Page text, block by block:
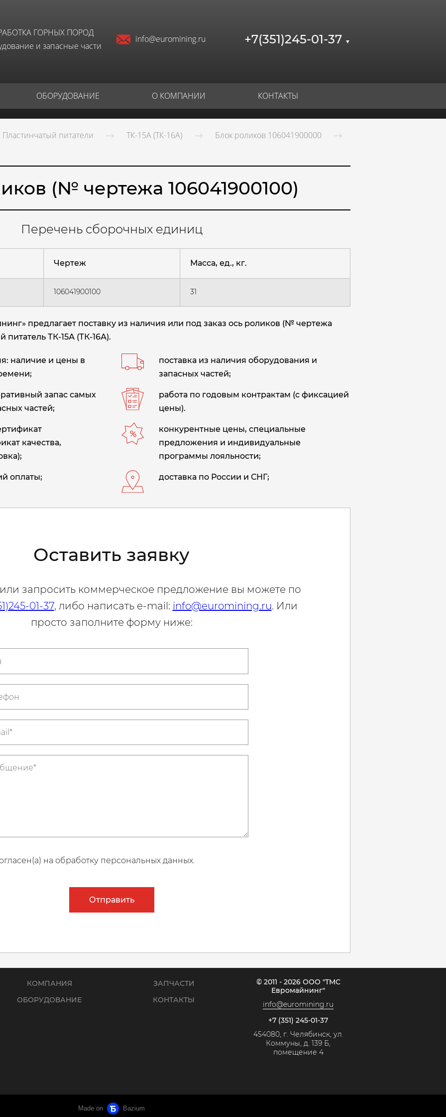
ГОРНЫХ ПОРОД
и запасные части
info@euromining.ru +7(351)245-01-37 ▼
ОБОРУДОВАНИЕ О КОМПАНИИ КОНТАКТЫ
Пластинчатый питатели ТК-15А (ТК-16А) Блок роликов 106041900000
(№ чертежа 106041900100)
Перечень сборочных единиц
Чертеж Масса, ед., кг.
106041900100 31
предлагает поставку из наличия или под заказ ось роликов (№ чертежа
питатель ТК-15А (ТК-16А).
наличие и цены в
поставка из наличия оборудования и
запасных частей;
запас самых
частей;
работа по годовым контрактам (с фиксацией
цены).
качества,
конкурентные цены, специальные
предложения и индивидуальные
программы лояльности;
оплаты; доставка по России и СНГ;
Оставить заявку
запросить коммерческое предложение вы можете по
01-37, либо написать e-mail: info@euromining.ru. Или
просто заполните форму ниже:
на обработку персональных данных.
Отправить
КОМПАНИЯ
ОБОРУДОВАНИЕ
ЗАПЧАСТИ
КОНТАКТЫ
© 2011 - 2026 ООО "ТМС
Евромайнинг"
info@euromining.ru
+7 (351) 245-01-37
454080, г. Челябинск, ул.
Коммуны, д. 139 Б,
помещение 4
Made on Bazium